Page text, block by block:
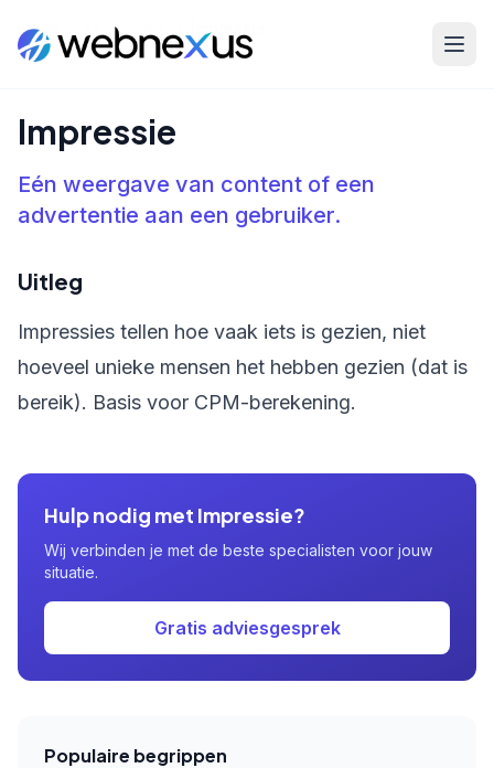
Home Kennisbank Impressie
Impressie
Eén weergave van content of een
advertentie aan een gebruiker.
Uitleg
Impressies tellen hoe vaak iets is gezien, niet
hoeveel unieke mensen het hebben gezien (dat is
bereik). Basis voor CPM-berekening.
Hulp nodig met Impressie?
Wij verbinden je met de beste specialisten voor jouw
situatie.
Gratis adviesgesprek
Populaire begrippen